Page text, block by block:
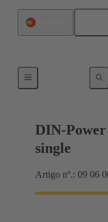
DIN-
single
Artigo nº.: 09 06